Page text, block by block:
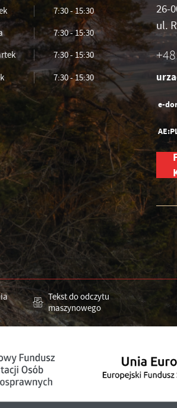
7:30 - 15:30
7:30 - 15:30
7:30 - 15:30
7:30 - 15:30
26-
ul.
e-
Tekst do odczytu
maszynowego